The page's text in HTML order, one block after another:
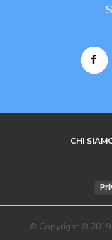
CHI
© Copyright ©